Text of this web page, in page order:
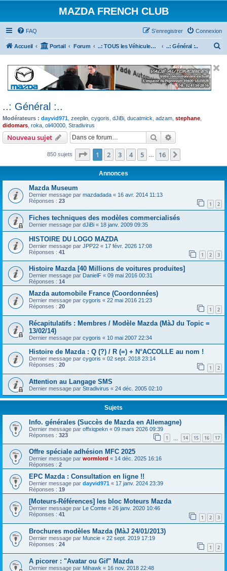
MAZDA FRENCH CLUB
FAQ Connexion
S’enregistrer
Accueil Portail Forum ..: TOUS les Véhicules MAZDA :.. ..: Général :..
..: Général :..
Modérateurs : dayvid971 zeeplin cygoris dJiBi ducatmick adzam stephane
didomars roka oli40000 Stradivirus
Nouveau sujet Rechercher
850 sujets Page 1sur16
1 2 3 4 5 16
Annonces
Mazda Museum
Dernier message par mazdadada « 16 avr. 2014 11:13
Réponses : 23 1 2
Fiches techniques des modèles commercialisés
Dernier message par dJiBi « 18 janv. 2009 09:35
HISTOIRE DU LOGO MAZDA
Dernier message par JPP22 « 17 févr. 2026 17:08
Réponses : 41 1 2 3
Histoire Mazda [40 Millions de voitures produites]
Dernier message par DanielF « 09 mai 2016 00:31
Réponses : 14
Mazda automobile France (Coordonnées)
Dernier message par cygoris « 22 mai 2016 21:23
Réponses : 20 1 2
Récapitulatifs : Membres / Modèle Mazda (MàJ du Topic =
13/02/14)
Dernier message par cygoris « 10 mai 2007 22:34
Histoire de Mazda : Q (?) / R (=) + N°ACCOLLE au nom !
Dernier message par cygoris « 02 sept. 2018 23:14
Réponses : 20 1 2
Attention au Langage SMS
Dernier message par Stradivirus « 24 déc. 2005 02:10
Sujets
Info. générales (Succès de Mazda en Allemagne)
Dernier message par offxiqpekn « 09 mars 2026 09:39
Réponses : 323 1 14 15 16 17
Offre spéciale adhésion MFC 2025
Dernier message par wormlord « 14 déc. 2025 16:16
Réponses : 2
EPC Mazda : Consultation en ligne !!
Dernier message par dayvid971 « 17 janv. 2024 23:39
Réponses : 19
[Moteurs-Références] les bloc Moteurs Mazda
Dernier message par Le Comte « 26 janv. 2020 10:46
Réponses : 41 1 2 3
Brochures modèles Mazda (MàJ 24/01/2013)
Dernier message par Muncie « 22 sept. 2019 17:19
Réponses : 24 1 2
A picorer : "Avatar ou Gif" Mazda
Dernier message par Mihawk « 16 nov. 2018 22:48